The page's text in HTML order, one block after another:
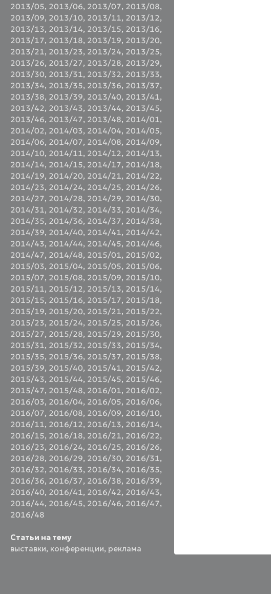
2013/05, 2013/06, 2013/07, 2013/08,
2013/09, 2013/10, 2013/11, 2013/12,
2013/13, 2013/14, 2013/15, 2013/16,
2013/17, 2013/18, 2013/19, 2013/20,
2013/21, 2013/23, 2013/24, 2013/25,
2013/26, 2013/27, 2013/28, 2013/29,
2013/30, 2013/31, 2013/32, 2013/33,
2013/34, 2013/35, 2013/36, 2013/37,
2013/38, 2013/39, 2013/40, 2013/41,
2013/42, 2013/43, 2013/44, 2013/45,
2013/46, 2013/47, 2013/48, 2014/01,
2014/02, 2014/03, 2014/04, 2014/05,
2014/06, 2014/07, 2014/08, 2014/09,
2014/10, 2014/11, 2014/12, 2014/13,
2014/14, 2014/15, 2014/17, 2014/18,
2014/19, 2014/20, 2014/21, 2014/22,
2014/23, 2014/24, 2014/25, 2014/26,
2014/27, 2014/28, 2014/29, 2014/30,
2014/31, 2014/32, 2014/33, 2014/34,
2014/35, 2014/36, 2014/37, 2014/38,
2014/39, 2014/40, 2014/41, 2014/42,
2014/43, 2014/44, 2014/45, 2014/46,
2014/47, 2014/48, 2015/01, 2015/02,
2015/03, 2015/04, 2015/05, 2015/06,
2015/07, 2015/08, 2015/09, 2015/10,
2015/11, 2015/12, 2015/13, 2015/14,
2015/15, 2015/16, 2015/17, 2015/18,
2015/19, 2015/20, 2015/21, 2015/22,
2015/23, 2015/24, 2015/25, 2015/26,
2015/27, 2015/28, 2015/29, 2015/30,
2015/31, 2015/32, 2015/33, 2015/34,
2015/35, 2015/36, 2015/37, 2015/38,
2015/39, 2015/40, 2015/41, 2015/42,
2015/43, 2015/44, 2015/45, 2015/46,
2015/47, 2015/48, 2016/01, 2016/02,
2016/03, 2016/04, 2016/05, 2016/06,
2016/07, 2016/08, 2016/09, 2016/10,
2016/11, 2016/12, 2016/13, 2016/14,
2016/15, 2016/18, 2016/21, 2016/22,
2016/23, 2016/24, 2016/25, 2016/26,
2016/28, 2016/29, 2016/30, 2016/31,
2016/32, 2016/33, 2016/34, 2016/35,
2016/36, 2016/37, 2016/38, 2016/39,
2016/40, 2016/41, 2016/42, 2016/43,
2016/44, 2016/45, 2016/46, 2016/47,
2016/48
Статьи на тему
выставки, конференции, реклама